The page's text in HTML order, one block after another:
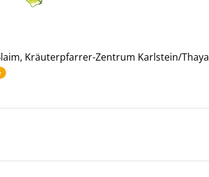
Kräuterpfarrer-Zentrum Karlstein/Thaya